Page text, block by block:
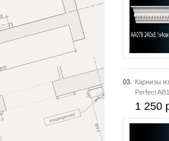
03.
Карнизы
Perfect
1 250